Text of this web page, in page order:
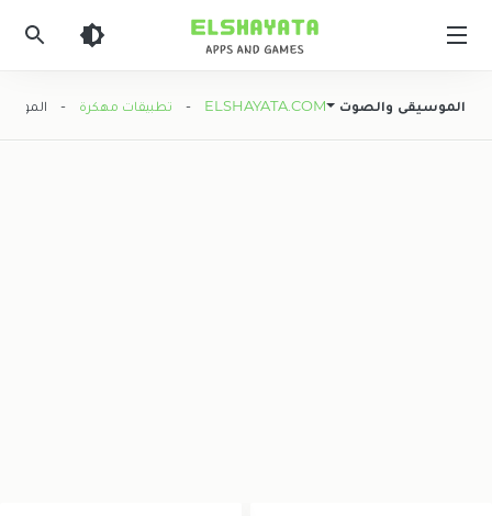
الموسيقى والصوت ELSHAYATA.COM
- تطبيقات مهكرة -